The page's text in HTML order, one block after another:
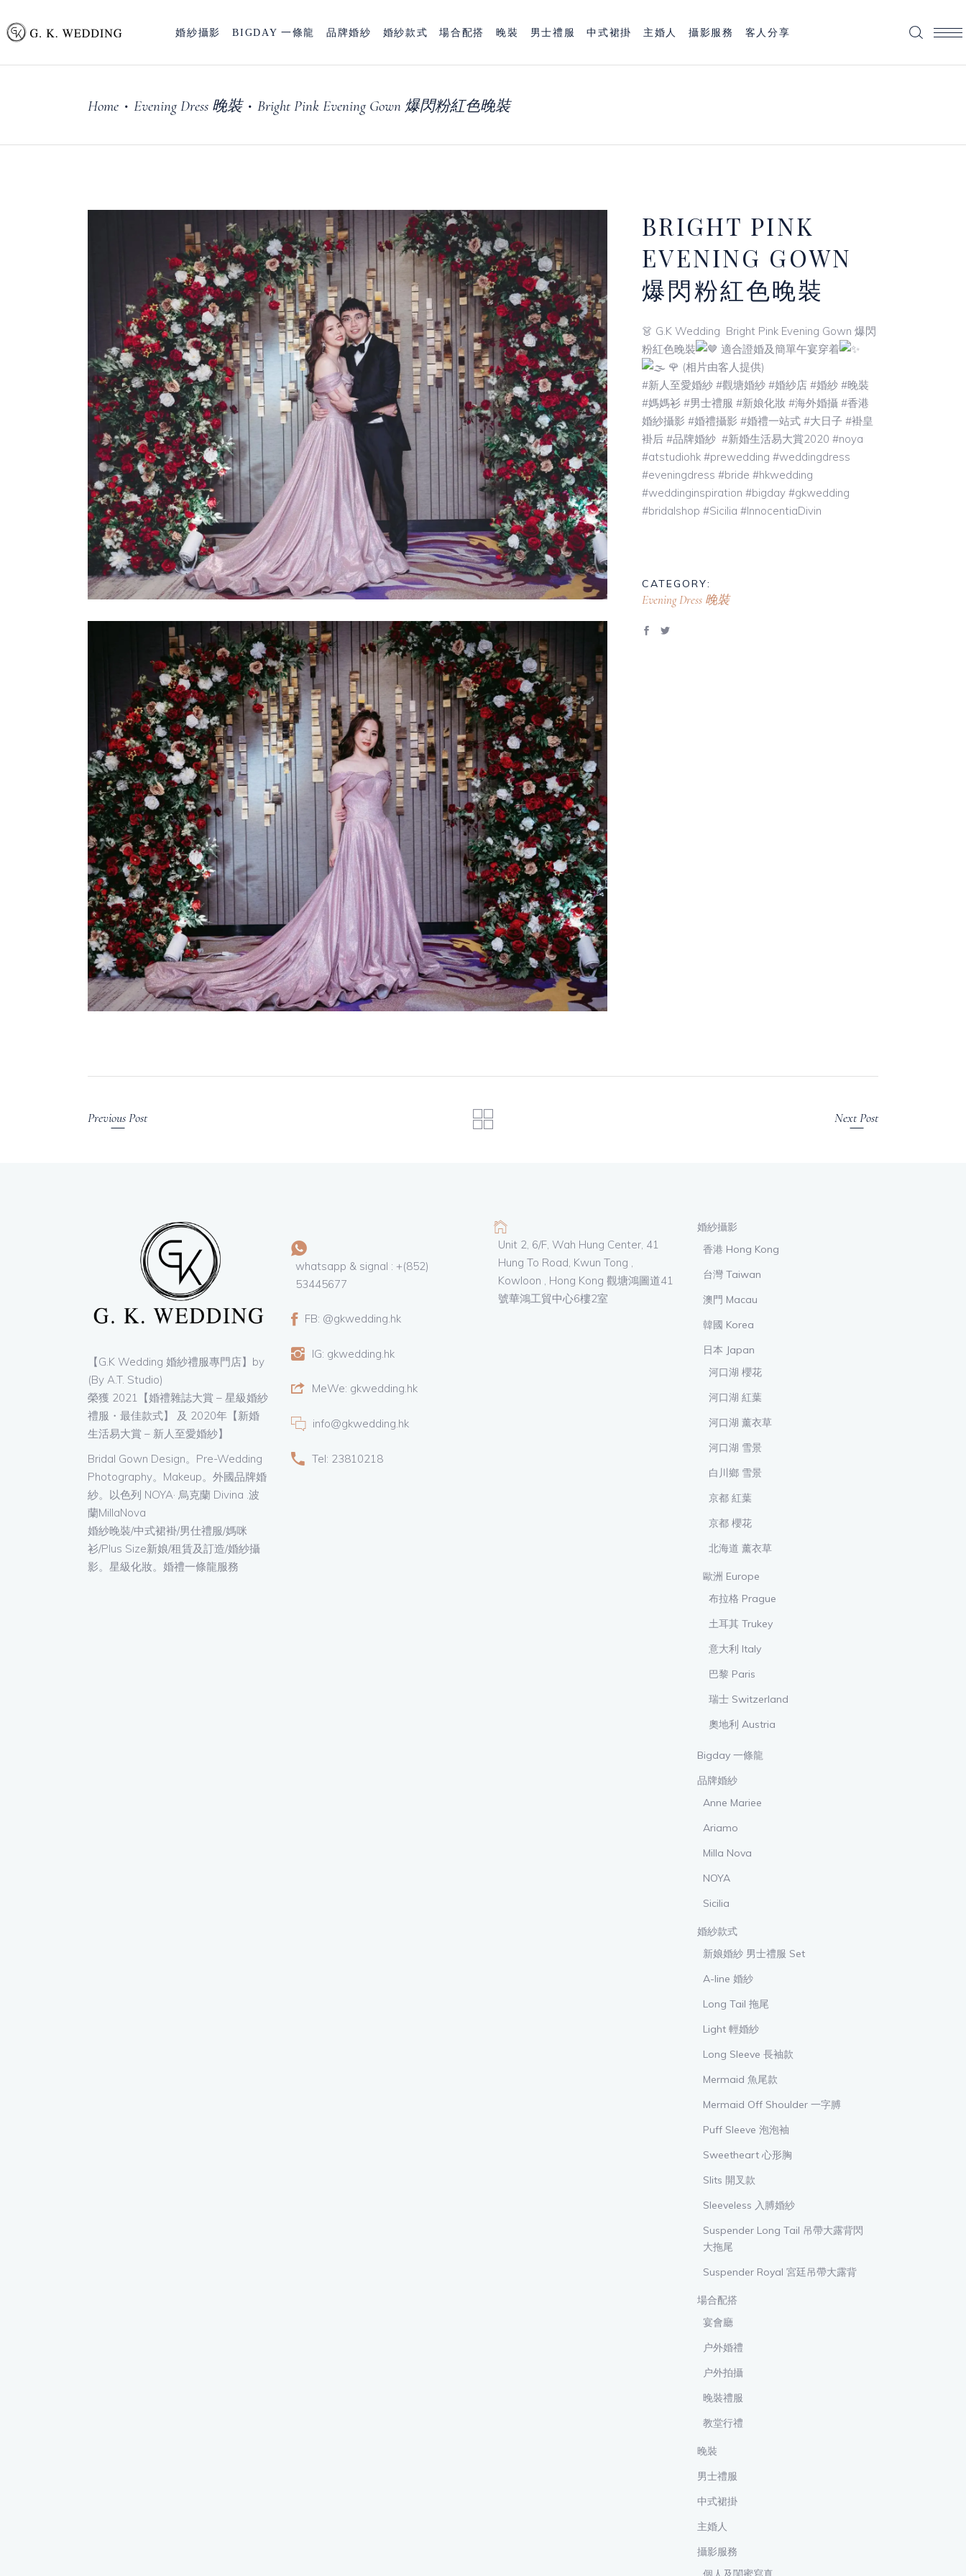
婚紗攝影 BIGDAY 一條龍 品牌婚紗 婚紗款式 場合配搭 晚裝 男士禮服 中式裙掛 主婚人 攝影服務 客人分享
Home • Evening Dress 晚裝• Bright Pink Evening Gown 爆閃粉紅色晚裝
BRIGHT PINK
EVENING GOWN
爆閃粉紅色晚裝
👗 G.K Wedding Bright Pink Evening Gown 爆閃
粉紅色晚裝
適合證婚及簡單午宴穿着
🌹 (相片由客人提供)
#新人至愛婚紗 #觀塘婚紗 #婚紗店 #婚紗 #晚裝
#媽媽衫 #男士禮服 #新娘化妝 #海外婚攝 #香港
婚紗攝影 #婚禮攝影 #婚禮一站式 #大日子 #褂皇
褂后 #品牌婚紗 #新婚生活易大賞2020 #noya
#atstudiohk #prewedding #weddingdress
#eveningdress #bride #hkwedding
#weddinginspiration #bigday #gkwedding
#bridalshop #Sicilia #InnocentiaDivin
CATEGORY:
Evening Dress 晚裝
Previous Post Next Post
【G.K Wedding 婚紗禮服專門店】by
(By A.T. Studio)
榮獲 2021【婚禮雜誌大賞 – 星級婚紗
禮服・最佳款式】 及 2020年【新婚
生活易大賞 – 新人至愛婚紗】
Bridal Gown Design。Pre-Wedding
Photography。Makeup。外國品牌婚
紗。以色列 NOYA· 烏克蘭 Divina .波
蘭MillaNova
婚紗晚裝/中式裙褂/男仕禮服/媽咪
衫/Plus Size新娘/租賃及訂造/婚紗攝
影。星級化妝。婚禮一條龍服務
whatsapp & signal : +(852)
53445677
FB: @gkwedding.hk
IG: gkwedding.hk
MeWe: gkwedding.hk
info@gkwedding.hk
Tel: 23810218
Unit 2, 6/F, Wah Hung Center, 41
Hung To Road, Kwun Tong ,
Kowloon , Hong Kong 觀塘鴻圖道41
號華鴻工貿中心6樓2室
婚紗攝影
香港 Hong Kong
台灣 Taiwan
澳門 Macau
韓國 Korea
日本 Japan
河口湖 櫻花
河口湖 紅葉
河口湖 薰衣草
河口湖 雪景
白川鄉 雪景
京都 紅葉
京都 櫻花
北海道 薰衣草
歐洲 Europe
布拉格 Prague
土耳其 Trukey
意大利 Italy
巴黎 Paris
瑞士 Switzerland
奧地利 Austria
Bigday 一條龍
品牌婚紗
Anne Mariee
Ariamo
Milla Nova
NOYA
Sicilia
婚紗款式
新娘婚紗 男士禮服 Set
A-line 婚紗
Long Tail 拖尾
Light 輕婚紗
Long Sleeve 長袖款
Mermaid 魚尾款
Mermaid Off Shoulder 一字膊
Puff Sleeve 泡泡袖
Sweetheart 心形胸
Slits 開叉款
Sleeveless 入膊婚紗
Suspender Long Tail 吊帶大露背閃
大拖尾
Suspender Royal 宮廷吊帶大露背
場合配搭
宴會廳
户外婚禮
户外拍攝
晚裝禮服
教堂行禮
晚裝
男士禮服
中式裙掛
主婚人
攝影服務